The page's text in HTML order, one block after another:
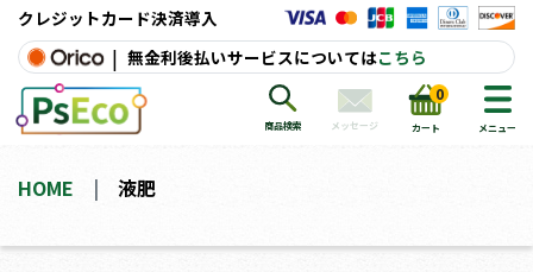
クレジットカード決済導入
| 無金利後払いサービスについてはこちら
商品検索 メッセージ カート
0
メニュー
HOME 液肥